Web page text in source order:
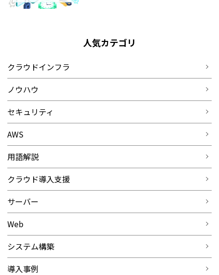
人気カテゴリ
クラウドインフラ
ノウハウ
セキュリティ
AWS
用語解説
クラウド導入支援
サーバー
Web
システム構築
導入事例